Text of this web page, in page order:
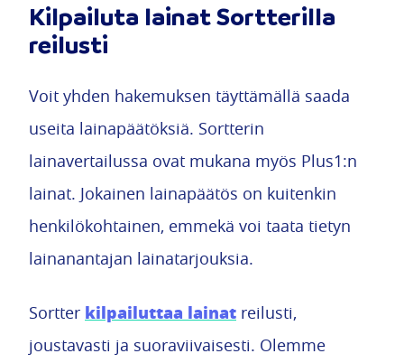
Kilpailuta lainat Sortterilla
reilusti
Voit yhden hakemuksen täyttämällä saada
useita lainapäätöksiä. Sortterin
lainavertailussa ovat mukana myös Plus1:n
lainat. Jokainen lainapäätös on kuitenkin
henkilökohtainen, emmekä voi taata tietyn
lainanantajan lainatarjouksia.
Sortter kilpailuttaa lainat reilusti,
joustavasti ja suoraviivaisesti. Olemme